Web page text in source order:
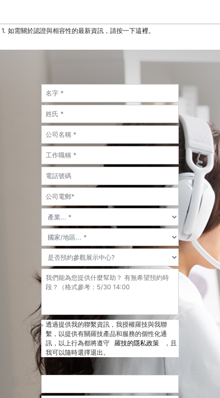
1. 如需關於認證與相容性的最新資訊，請按一下這裡。
透過提供我的聯繫資訊，我授權羅技與我聯
繫，以提供有關羅技產品和服務的個性化通
訊，以上行為都將遵守
羅技的隱私政策
，且
我可以隨時選擇退出。